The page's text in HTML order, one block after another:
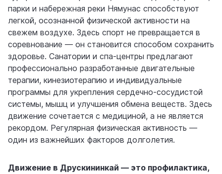
парки и набережная реки Нямунас способствуют
легкой, осознанной физической активности на
свежем воздухе. Здесь спорт не превращается в
соревнование — он становится способом сохранить
здоровье. Санатории и спа-центры предлагают
профессионально разработанные двигательные
терапии, кинезиотерапию и индивидуальные
программы для укрепления сердечно-сосудистой
системы, мышц и улучшения обмена веществ. Здесь
движение сочетается с медициной, а не является
рекордом. Регулярная физическая активность —
один из важнейших факторов долголетия.
Движение в Друскининкай — это профилактика,